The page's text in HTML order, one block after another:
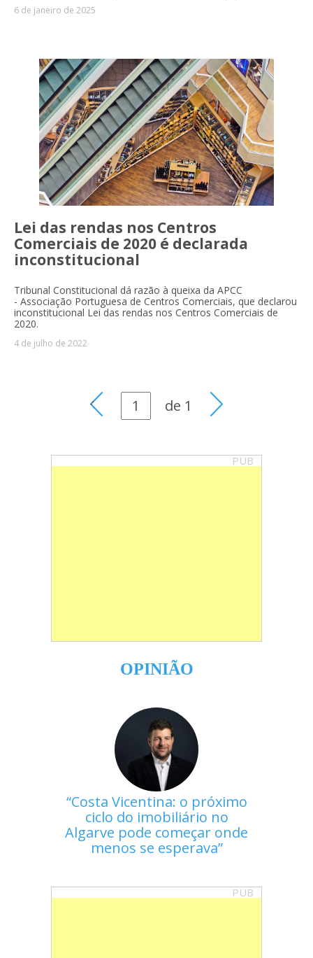
6 de janeiro de 2025
Lei das rendas nos Centros
Comerciais de 2020 é declarada
inconstitucional
Tribunal Constitucional dá razão à queixa da APCC
- Associação Portuguesa de Centros Comerciais, que declarou
inconstitucional Lei das rendas nos Centros Comerciais de
2020.
4 de julho de 2022
de 1
PUB
OPINIÃO
Costa Vicentina: o próximo
ciclo do imobiliário no
Algarve pode começar onde
menos se esperava
PUB